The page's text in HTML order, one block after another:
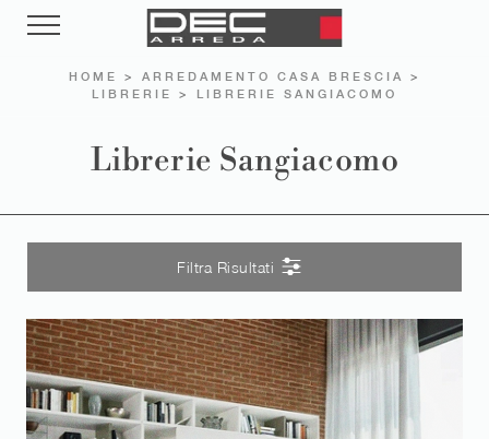
HOME > ARREDAMENTO CASA BRESCIA
>
LIBRERIE
> LIBRERIE SANGIACOMO
Librerie Sangiacomo
Filtra Risultati